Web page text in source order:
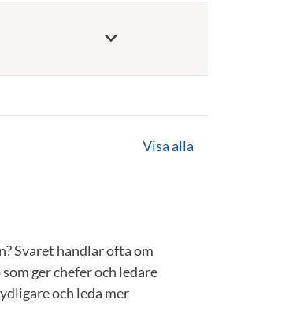
keyboard_arrow_down
Visa alla
Svaret handlar ofta om
ger chefer och ledare
och leda mer